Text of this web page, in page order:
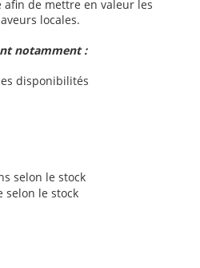
de mettre en valeur les
locales.
notamment :
disponibilités
selon le stock
selon le stock